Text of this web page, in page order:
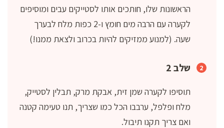
הראשונות שלו, חותכים אותו לסטייקים עבים ומוסיפים
לקערה עם הרבה מים חומץ ו-2 כפות מלח לבערך
שעה. (למנוע ממזיקים להיות בכרוב ולצאת ממנו!)
שלב 2
תוסיפו לקערה שמן זית, אבקת מרק, תבלין לסטייק,
מלח ופלפל, ערבבו הכל כמו שצריך, תנו טעימה קטנה
ואם צריך תקנו תיבול.